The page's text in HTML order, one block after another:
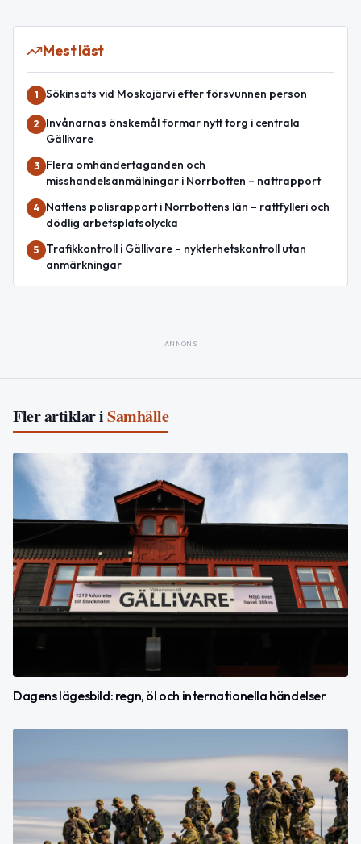
Mest läst
1 Sökinsats vid Moskojärvi efter försvunnen person
2
Invånarnas önskemål formar nytt torg i centrala
Gällivare
3
Flera omhändertaganden och
misshandelsanmälningar i Norrbotten – nattrapport
4
Nattens polisrapport i Norrbottens län – rattfylleri och
dödlig arbetsplatsolycka
5
Trafikkontroll i Gällivare – nykterhetskontroll utan
anmärkningar
ANNONS
Fler artiklar iSamhälle
Dagens lägesbild: regn, öl och internationella händelser